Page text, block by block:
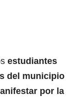
estudiantes
del municipio
por la